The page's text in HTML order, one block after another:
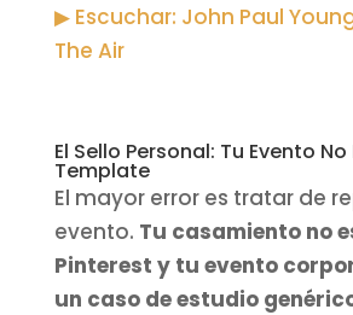
▶ Escuchar: John Paul
The Air
El Sello Personal: Tu Evento No
Template
El mayor error es tratar de
evento. Tu casamiento no
Pinterest y tu evento
un caso de estudio